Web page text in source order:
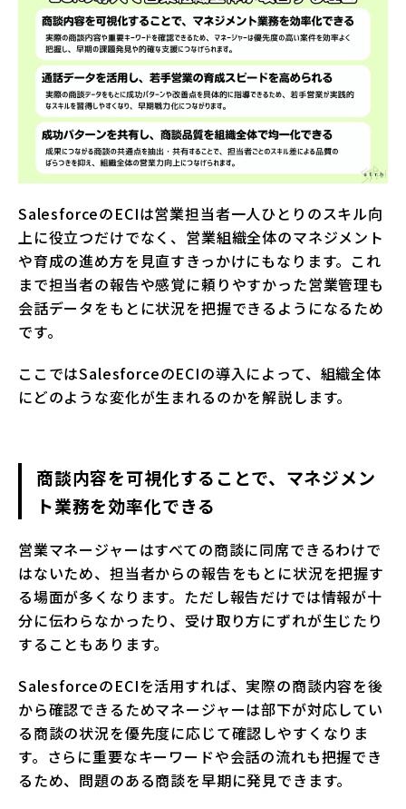
SalesforceのECIは営業担当者一人ひとりのスキル向
上に役立つだけでなく、営業組織全体のマネジメント
や育成の進め方を見直すきっかけにもなります。これ
まで担当者の報告や感覚に頼りやすかった営業管理も
会話データをもとに状況を把握できるようになるため
です。
ここではSalesforceのECIの導入によって、組織全体
にどのような変化が生まれるのかを解説します。
商談内容を可視化することで、マネジメン
ト業務を効率化できる
営業マネージャーはすべての商談に同席できるわけで
はないため、担当者からの報告をもとに状況を把握す
る場面が多くなります。ただし報告だけでは情報が十
分に伝わらなかったり、受け取り方にずれが生じたり
することもあります。
SalesforceのECIを活用すれば、実際の商談内容を後
から確認できるためマネージャーは部下が対応してい
る商談の状況を優先度に応じて確認しやすくなりま
す。さらに重要なキーワードや会話の流れも把握でき
るため、問題のある商談を早期に発見できます。